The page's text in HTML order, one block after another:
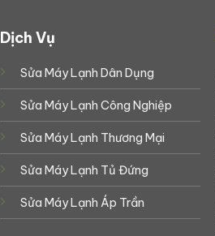
Dịch Vụ
Sửa Máy Lạnh Dân Dụng
Sửa Máy Lạnh Công Nghiệp
Sửa Máy Lạnh Thương Mại
Sửa Máy Lạnh Tủ Đứng
Sửa Máy Lạnh Áp Trần